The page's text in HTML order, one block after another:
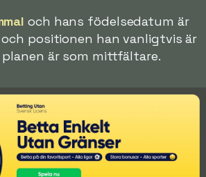
och hans födelsedatum är
positionen han vanligtvis är
är som mittfältare.